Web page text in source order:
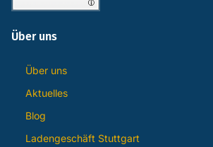
Über uns
Über uns
Aktuelles
Blog
Ladengeschäft Stuttgart